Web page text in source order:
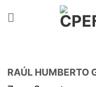
RAÚL HUMBERTO